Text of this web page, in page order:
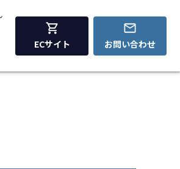
ECサイト お問い合わせ